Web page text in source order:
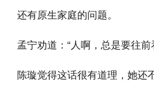
还有原生家庭的问题。
孟宁劝道：“人啊，总是要往前
陈璇觉得这话很有道理，她还